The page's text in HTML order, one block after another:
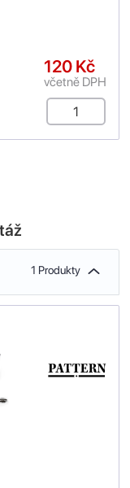
120 Kč
včetně DPH
1 Produkty